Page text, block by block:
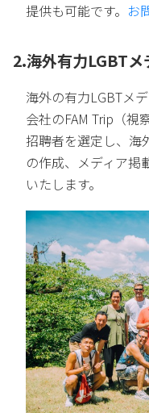
提供も可能です。 お
2.海外有力LGBT
海外の有力LGBTメ
会社のFAM Trip（視
招聘者を選定し、海
の作成、メディア掲
いたします。